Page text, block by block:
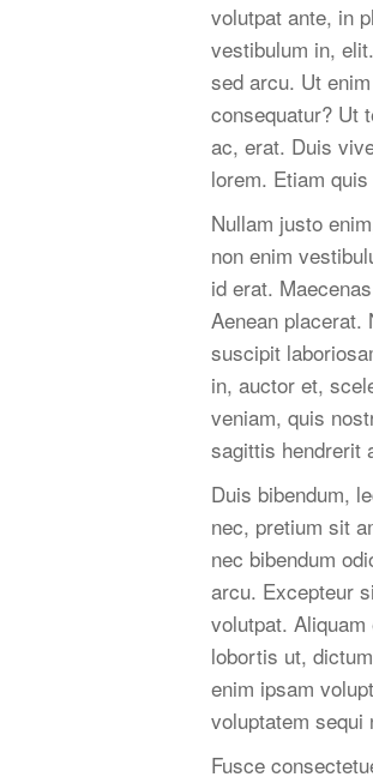
volutpat ante, in
vestibulum in,
sed arcu. Ut
consequatur? Ut
ac, erat. Duis
lorem. Etiam
Nullam justo
non enim
id erat.
Aenean placerat.
suscipit
in, auctor et,
veniam, quis
sagittis hendrerit
Duis bibendum,
nec, pretium sit
nec bibendum
arcu. Excepteur
volutpat.
lobortis ut,
enim ipsam
voluptatem sequi
Fusce